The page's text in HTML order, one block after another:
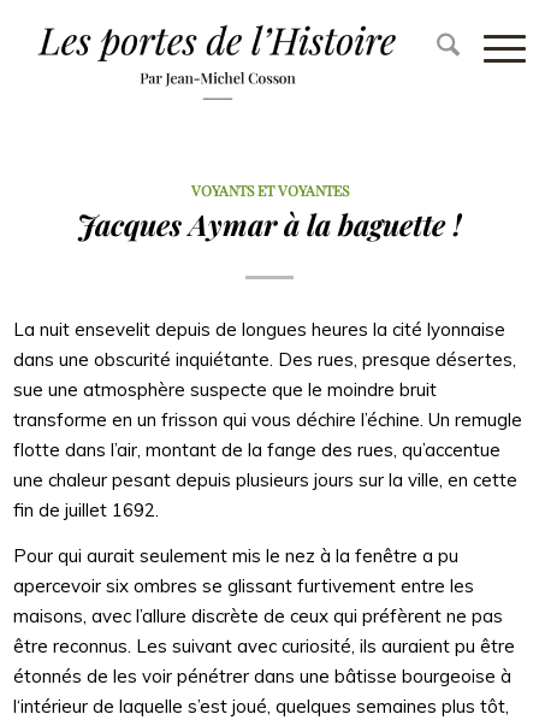
VOYANTS ET VOYANTES
Jacques Aymar à la baguette !
La nuit ensevelit depuis de longues heures la cité lyonnaise
dans une obscurité inquiétante. Des rues, presque désertes,
sue une atmosphère suspecte que le moindre bruit
transforme en un frisson qui vous déchire l’échine. Un remugle
flotte dans l’air, montant de la fange des rues, qu’accentue
une chaleur pesant depuis plusieurs jours sur la ville, en cette
fin de juillet 1692.
Pour qui aurait seulement mis le nez à la fenêtre a pu
apercevoir six ombres se glissant furtivement entre les
maisons, avec l’allure discrète de ceux qui préfèrent ne pas
être reconnus. Les suivant avec curiosité, ils auraient pu être
étonnés de les voir pénétrer dans une bâtisse bourgeoise à
l‘intérieur de laquelle s’est joué, quelques semaines plus tôt,